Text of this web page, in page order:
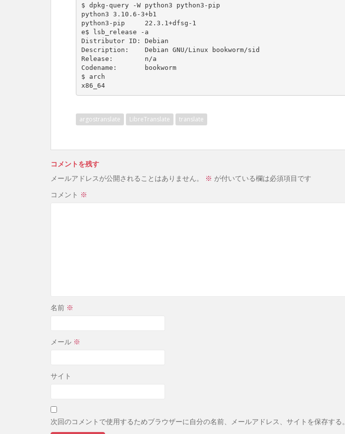
$ dpkg-query -W python3 python3-pip
python3 3.10.6-3+b1
python3-pip     22.3.1+dfsg-1
e$ lsb_release -a
Distributor ID: Debian
Description:    Debian GNU/Linux bookworm/sid
Release:        n/a
Codename:       bookworm
$ arch
x86_64
argostranslate LibreTranslate translate
コメントを残す
メールアドレスが公開されることはありません。
※ が付いている欄は必須項目です
コメント ※
名前 ※
メール ※
サイト
次回のコメントで使用するためブラウザーに自分の名前、メールアドレス、サイトを保存する。